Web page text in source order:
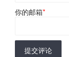
你的邮箱*
提交评论